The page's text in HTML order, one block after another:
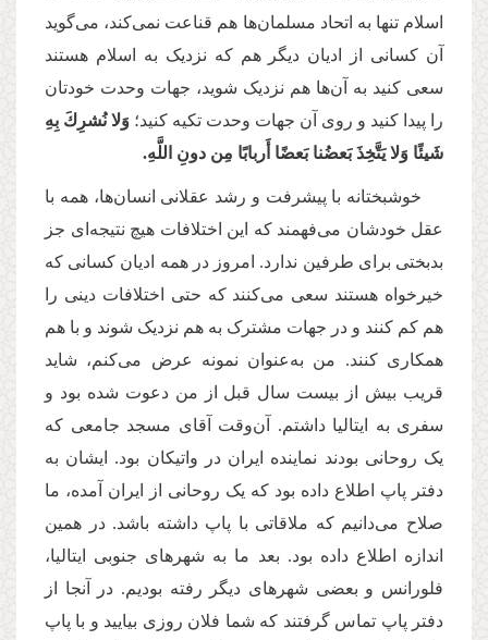
اسلام تنها به اتحاد مسلمان‌ها هم قناعت نمی‌کند، می‌گوید
آن کسانی از ادیان دیگر هم که نزدیک به اسلام هستند
سعی کنید به آن‌ها هم نزدیک شوید، جهات وحدت خودتان
را پیدا کنید و روی آن جهات وحدت تکیه کنید؛ وَلا نُشرِكَ بِهِ
شَيئًا وَلا يَتَّخِذَ بَعضُنا بَعضًا أَربابًا مِن دونِ اللَّهِ.
خوشبختانه با پیشرفت و رشد عقلانی‌ انسان‌ها، همه با
عقل خودشان می‌فهمند که این اختلافات هیچ نتیجه‌ای جز
بدبختی برای طرفین ندارد. امروز در همه ادیان کسانی که
خیرخواه هستند سعی می‌کنند که حتی اختلافات دینی را
هم کم کنند و در جهات مشترک به هم نزدیک شوند و با هم
همکاری کنند. من به‌عنوان نمونه عرض می‌کنم، شاید
قریب بیش از بیست سال قبل از من دعوت شده بود و
سفری به ایتالیا داشتم. آن‌وقت آقای مسجد جامعی که
یک روحانی بودند نماینده ایران در واتیکان بود. ایشان به
دفتر پاپ اطلاع داده بود که یک روحانی از ایران آمده، ما
صلاح می‌دانیم که ملاقاتی با پاپ داشته باشد. در همین
اندازه اطلاع داده بود. بعد ما به شهرهای جنوبی ایتالیا،
فلورانس و بعضی شهرهای دیگر رفته بودیم. در آنجا از
دفتر پاپ تماس گرفتند که شما فلان روزی بیایید و با پاپ